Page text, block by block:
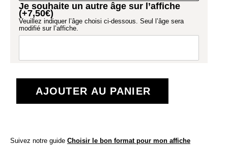
Je souhaite un autre âge sur l’affiche
(+7,50€)
Veuillez indiquer l’âge choisi ci-dessous. Seul l’âge sera
modifié sur l’affiche.
AJOUTER AU PANIER
Suivez notre guide Choisir le bon format pour mon affiche